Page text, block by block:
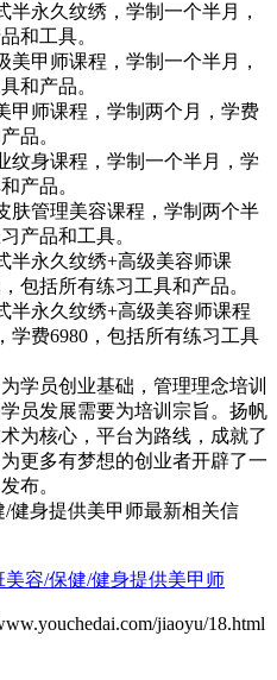
永久纹绣，学制一个半月，
和工具。
甲师课程，学制一个半月，
和产品。
甲师课程，学制两个月，学费
品。
纹身课程，学制一个半月，学
产品。
肤管理美容课程，学制两个半
产品和工具。
半永久纹绣+高级美容师课
包括所有练习工具和产品。
半永久纹绣+高级美容师课程
学费6980，包括所有练习工具
学员创业基础，管理理念培训
员发展需要为培训宗旨。扬帆
为核心，平台为路线，成就了
更多有梦想的创业者开辟了一
布。
健身提供美甲师最新相关信
容/保健/健身提供美甲师
jiaoyu/18.html